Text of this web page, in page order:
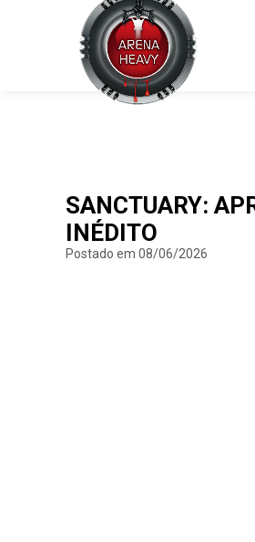
SANCTUARY:
INÉDITO
Postado em 08/06/2026